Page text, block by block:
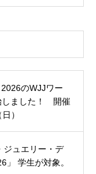
のWJJワー
しました！ 開催
）
ジュエリー・デ
」 学生が対象。